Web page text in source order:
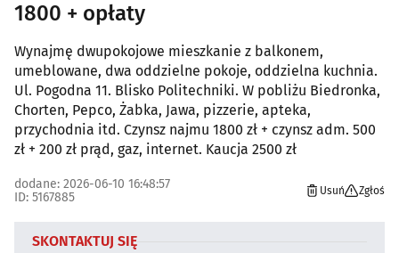
1800 + opłaty
Wynajmę dwupokojowe mieszkanie z balkonem,
umeblowane, dwa oddzielne pokoje, oddzielna kuchnia.
Ul. Pogodna 11. Blisko Politechniki. W pobliżu Biedronka,
Chorten, Pepco, Żabka, Jawa, pizzerie, apteka,
przychodnia itd. Czynsz najmu 1800 zł + czynsz adm. 500
zł + 200 zł prąd, gaz, internet. Kaucja 2500 zł
dodane: 2026-06-10 16:48:57
ID: 5167885
Usuń Zgłoś
SKONTAKTUJ SIĘ